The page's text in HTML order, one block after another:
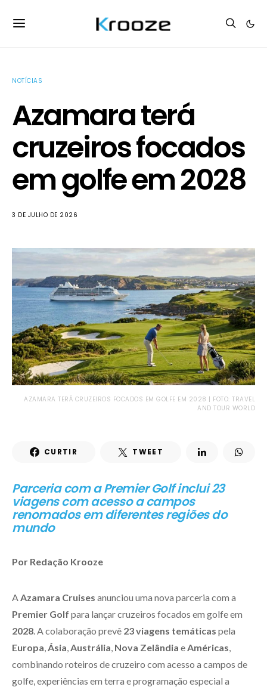
NOTÍCIAS
Azamara terá
cruzeiros focados
em golfe em 2028
3 DE JULHO DE 2026
AZAMARA TERÁ CRUZEIROS FOCADOS EM GOLFE EM 2028 | FOTO: TRAVEL
AND TOUR WORLD
CURTIR TWEET
Parceria com a Premier Golf inclui 23
viagens com acesso a campos
renomados em diferentes regiões do
mundo
Por Redação Krooze
A Azamara Cruises anunciou uma nova parceria com a
Premier Golf para lançar cruzeiros focados em golfe em
2028 . A colaboração prevê 23 viagens temáticas pela
Europa Ásia Austrália Nova Zelândia e Américas
combinando roteiros de cruzeiro com acesso a campos de
golfe, experiências em terra e programação especial a